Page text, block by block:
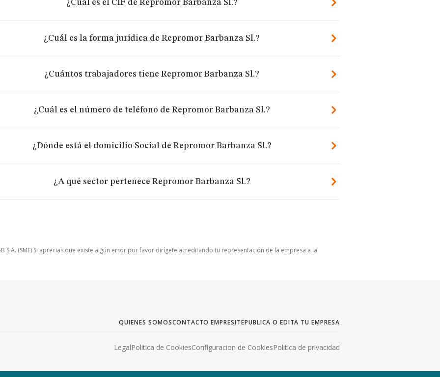
¿Cuál es el CIF de Repromor Barbanza Sl.?
¿Cuál es la forma jurídica de Repromor Barbanza Sl.?
¿Cuántos trabajadores tiene Repromor Barbanza Sl.?
¿Cuál es el número de teléfono de Repromor Barbanza Sl.?
¿Dónde está el domicilio Social de Repromor Barbanza Sl.?
¿A qué sector pertenece Repromor Barbanza Sl.?
(SME) Si aprecias que existe algún error por favor dirígete acreditando tu representación de la empresa a la
QUIENES SOMOSCONTACTO EMPRESITEPUBLICA O EDITA TU EMPRESA
LegalPolitica de CookiesConfiguracion de CookiesPolitica de privacidad